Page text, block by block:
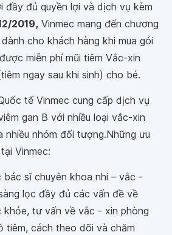
đầy đủ quyền lợi và dịch vụ kèm
2019, Vinmec mang đến chương
cho khách hàng khi mua gói
miễn phí mũi tiêm Vắc-xin
ngay sau khi sinh) cho bé.
tế Vinmec cung cấp dịch vụ
gan B với nhiều loại vắc-xin
nhiều nhóm đối tượng.Những ưu
Vinmec:
bác sĩ chuyên khoa nhi – vắc -
lọc đầy đủ các vấn đề về
khỏe, tư vấn về vắc - xin phòng
tiêm, cách theo dõi và chăm